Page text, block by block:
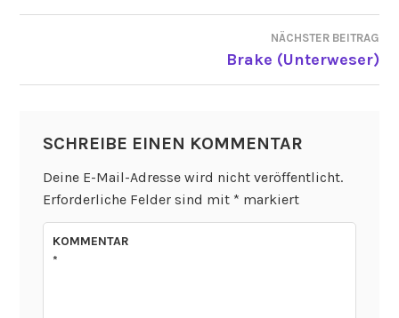
NÄCHSTER BEITRAG
Brake (Unterweser)
SCHREIBE EINEN KOMMENTAR
Deine E-Mail-Adresse wird nicht veröffentlicht.
Erforderliche Felder sind mit * markiert
KOMMENTAR
*